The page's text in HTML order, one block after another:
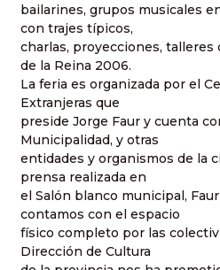
bailarines, grupos musicales
con trajes típicos,
charlas, proyecciones, talleres
de la Reina 2006.
La feria es organizada por el
Extranjeras que
preside Jorge Faur y cuenta
Municipalidad, y otras
entidades y organismos de la
prensa realizada en
el Salón blanco municipal,
contamos con el espacio
físico completo por las
Dirección de Cultura